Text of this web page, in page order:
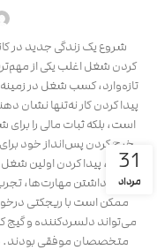
شروع یک زندگی جدید در
کردن شغل اغلب یکی از
تازه‌وارد، کسب شغل در
پیدا کردن کار نه‌تنها
است، بلکه ثبات مالی را
خرج کردن پس‌انداز خود
حال، پیدا کردن اولین
وجود داشتن مهارت‌ها،
ممکن است با ریجکتی
می‌تواند دلسردکننده و گیج
متخصصان موفقی بودند.
31
مرداد